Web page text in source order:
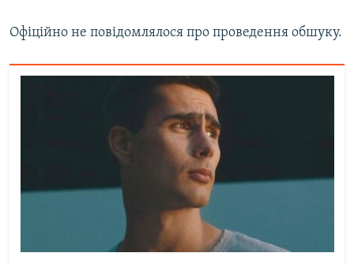
Офіційно не повідомлялося про проведення обшуку.